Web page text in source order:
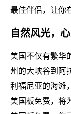
最佳伴侣，让你
自然风光，
美国不仅有繁华
州的大峡谷到阿
利福尼亚的海滩
美国板免费，将